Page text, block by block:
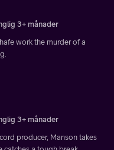
3+ månader
work the murder of a
3+ månader
producer, Manson takes